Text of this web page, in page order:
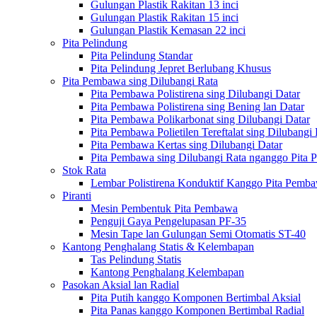
Gulungan Plastik Rakitan 13 inci
Gulungan Plastik Rakitan 15 inci
Gulungan Plastik Kemasan 22 inci
Pita Pelindung
Pita Pelindung Standar
Pita Pelindung Jepret Berlubang Khusus
Pita Pembawa sing Dilubangi Rata
Pita Pembawa Polistirena sing Dilubangi Datar
Pita Pembawa Polistirena sing Bening lan Datar
Pita Pembawa Polikarbonat sing Dilubangi Datar
Pita Pembawa Polietilen Tereftalat sing Dilubangi
Pita Pembawa Kertas sing Dilubangi Datar
Pita Pembawa sing Dilubangi Rata nganggo Pita
Stok Rata
Lembar Polistirena Konduktif Kanggo Pita
Piranti
Mesin Pembentuk Pita Pembawa
Penguji Gaya Pengelupasan PF-35
Mesin Tape lan Gulungan Semi Otomatis ST-40
Kantong Penghalang Statis & Kelembapan
Tas Pelindung Statis
Kantong Penghalang Kelembapan
Pasokan Aksial lan Radial
Pita Putih kanggo Komponen Bertimbal Aksial
Pita Panas kanggo Komponen Bertimbal Radial